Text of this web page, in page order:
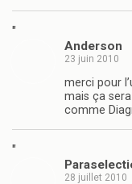
"
Anderson
23 juin 2010
merci pour
mais ça
comme
"
28 juillet 2010